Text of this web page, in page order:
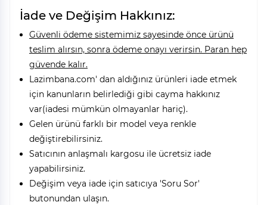
İade ve Değişim Hakkınız:
Güvenli ödeme sistemimiz sayesinde önce ürünü
teslim alırsın, sonra ödeme onayı verirsin. Paran hep
güvende kalır.
Lazimbana.com' dan aldığınız ürünleri iade etmek
için kanunların belirlediği gibi cayma hakkınız
var(iadesi mümkün olmayanlar hariç).
Gelen ürünü farklı bir model veya renkle
değiştirebilirsiniz.
Satıcının anlaşmalı kargosu ile ücretsiz iade
yapabilirsiniz.
Değişim veya iade için satıcıya 'Soru Sor'
butonundan ulaşın.